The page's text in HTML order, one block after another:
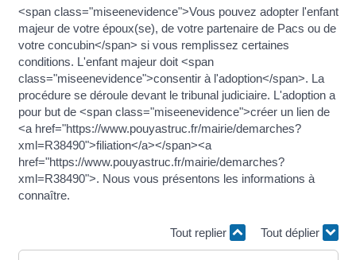
<span class="miseenevidence">Vous pouvez adopter l'enfant
majeur de votre époux(se), de votre partenaire de Pacs ou de
votre concubin</span> si vous remplissez certaines
conditions. L'enfant majeur doit <span
class="miseenevidence">consentir à l'adoption</span>. La
procédure se déroule devant le tribunal judiciaire. L'adoption a
pour but de <span class="miseenevidence">créer un lien de
<a href="https://www.pouyastruc.fr/mairie/demarches?
xml=R38490">filiation</a></span><a
href="https://www.pouyastruc.fr/mairie/demarches?
xml=R38490">. Nous vous présentons les informations à
connaître.
Tout replier Tout déplier